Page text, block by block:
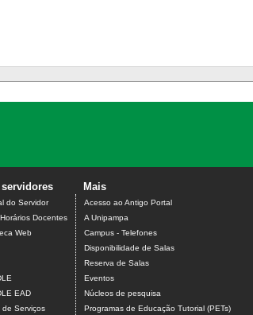
servidores
do Servidor
Docentes
Web
EAD
de Serviços
Mais
Acesso ao Antigo Portal
A Unipampa
Campus - Telefones
Disponibilidade de Salas
Reserva de Salas
Eventos
Núcleos de pesquisa
Programas de Educação Tutorial (PETs)